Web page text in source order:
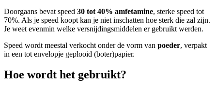
Doorgaans bevat speed 30 tot 40% amfetamine, sterke speed tot
70%. Als je speed koopt kan je niet inschatten hoe sterk die zal zijn.
Je weet evenmin welke versnijdingsmiddelen er gebruikt werden.
Speed wordt meestal verkocht onder de vorm van poeder, verpakt
in een tot envelopje geplooid (boter)papier.
Hoe wordt het gebruikt?